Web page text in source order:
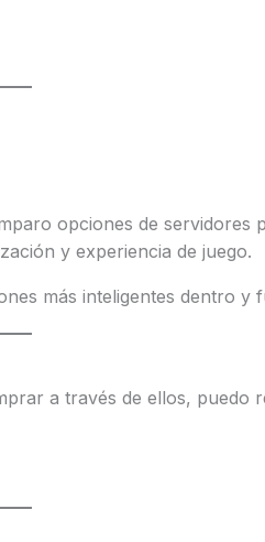
opciones de servidores
y experiencia de juego.
más inteligentes dentro y
a través de ellos, puedo